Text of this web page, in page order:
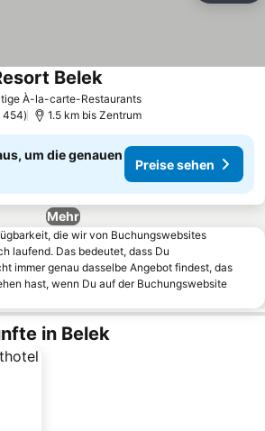
À-la-carte-Restaurants
Belek
454 1.5 km bis Zentrum
um die genauen
Preise sehen
Mehr
die wir von Buchungswebsites
laufend. Das bedeutet, dass Du
immer genau dasselbe Angebot findest, das
hast, wenn Du auf der Buchungswebsite
in Belek